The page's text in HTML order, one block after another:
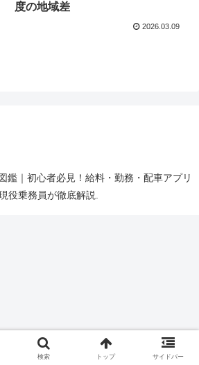
度の地域差
2026.03.09
鑑｜初心者必見！給料・勤務・配車アプリ
役乗務員が徹底解説.
検索 トップ サイドバー